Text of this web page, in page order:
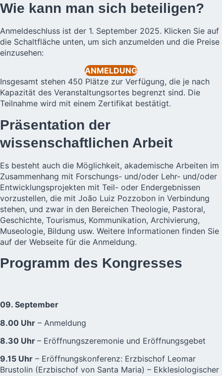
Wie kann man sich beteiligen?
Anmeldeschluss ist der 1. September 2025. Klicken Sie auf
die Schaltfläche unten, um sich anzumelden und die Preise
einzusehen:
ANMELDUNG
Insgesamt stehen 450 Plätze zur Verfügung, die je nach
Kapazität des Veranstaltungsortes begrenzt sind. Die
Teilnahme wird mit einem Zertifikat bestätigt.
Präsentation der
wissenschaftlichen Arbeit
Es besteht auch die Möglichkeit, akademische Arbeiten im
Zusammenhang mit Forschungs- und/oder Lehr- und/oder
Entwicklungsprojekten mit Teil- oder Endergebnissen
vorzustellen, die mit João Luiz Pozzobon in Verbindung
stehen, und zwar in den Bereichen Theologie, Pastoral,
Geschichte, Tourismus, Kommunikation, Archivierung,
Museologie, Bildung usw. Weitere Informationen finden Sie
auf der Webseite für die Anmeldung.
Programm des Kongresses
09. September
8.00 Uhr – Anmeldung
8.30 Uhr – Eröffnungszeremonie und Eröffnungsgebet
9.15 Uhr – Eröffnungskonferenz: Erzbischof Leomar
Brustolin (Erzbischof von Santa Maria) – Ekklesiologischer